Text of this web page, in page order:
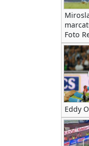
Foto
Eddy